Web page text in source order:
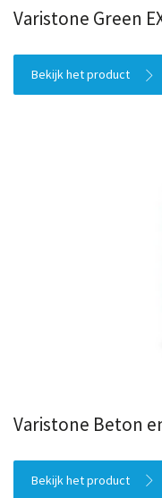
Varistone Green
Bekijk het product
Varistone Beton
Bekijk het product